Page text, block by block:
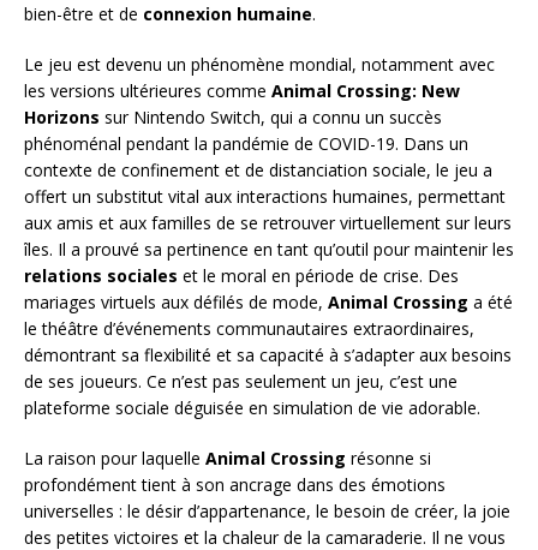
bien-être et de connexion humaine.
Le jeu est devenu un phénomène mondial, notamment avec
les versions ultérieures comme Animal Crossing: New
Horizons sur Nintendo Switch, qui a connu un succès
phénoménal pendant la pandémie de COVID-19. Dans un
contexte de confinement et de distanciation sociale, le jeu a
offert un substitut vital aux interactions humaines, permettant
aux amis et aux familles de se retrouver virtuellement sur leurs
îles. Il a prouvé sa pertinence en tant qu’outil pour maintenir les
relations sociales et le moral en période de crise. Des
mariages virtuels aux défilés de mode, Animal Crossing a été
le théâtre d’événements communautaires extraordinaires,
démontrant sa flexibilité et sa capacité à s’adapter aux besoins
de ses joueurs. Ce n’est pas seulement un jeu, c’est une
plateforme sociale déguisée en simulation de vie adorable.
La raison pour laquelle Animal Crossing résonne si
profondément tient à son ancrage dans des émotions
universelles : le désir d’appartenance, le besoin de créer, la joie
des petites victoires et la chaleur de la camaraderie. Il ne vous